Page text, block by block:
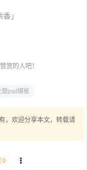
」
赏的人吧！
题psd模板
，欢迎分享本文，转载请
0